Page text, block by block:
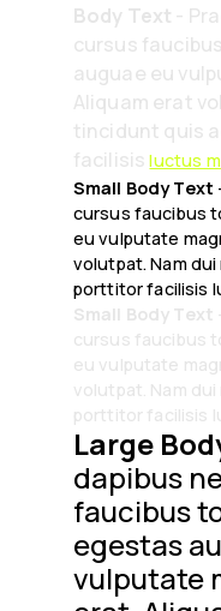
Body Text -
cursus
auguae eu
Aliquam erat
tincidunt quis
facilisisluctus
Small Body Text
cursus faucibus
eu vulputate
volutpat. Nam
porttitor facilisis
Small Body Text
cursus faucibus
eu vulputate
volutpat. Nam
porttitor facilisis
Large
dapibus
faucibus
egestas
vulputate